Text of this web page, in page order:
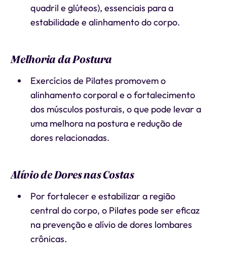
quadril e glúteos), essenciais para a
estabilidade e alinhamento do corpo.
Melhoria da Postura
Exercícios de Pilates promovem o
alinhamento corporal e o fortalecimento
dos músculos posturais, o que pode levar a
uma melhora na postura e redução de
dores relacionadas.
Alívio de Dores nas Costas
Por fortalecer e estabilizar a região
central do corpo, o Pilates pode ser eficaz
na prevenção e alívio de dores lombares
crônicas.